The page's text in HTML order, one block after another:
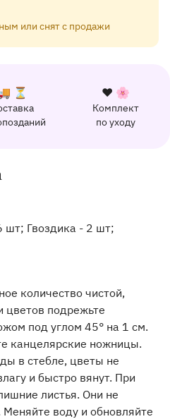
или снят с продажи
⏳
Комплект
по уходу
❤️ 🌸
⭐
услугах
шт; Гвоздика - 2 шт;
количество чистой,
цветов подрежьте
под углом 45° на 1 см.
канцелярские ножницы.
в стебле, цветы не
и быстро вянут. При
листья. Они не
воду и обновляйте